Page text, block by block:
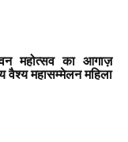
महोत्सव का आगाज़
वैश्य महासम्मेलन महिला